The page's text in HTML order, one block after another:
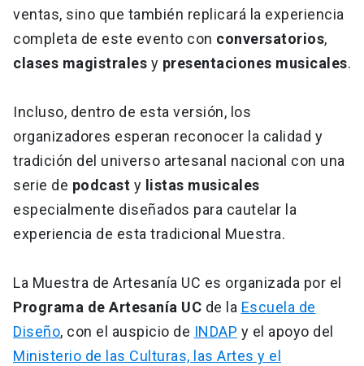
ventas, sino que también replicará la experiencia
completa de este evento con conversatorios,
clases magistrales y presentaciones musicales.
Incluso, dentro de esta versión, los
organizadores esperan reconocer la calidad y
tradición del universo artesanal nacional con una
serie de podcast y listas musicales
especialmente diseñados para cautelar la
experiencia de esta tradicional Muestra.
La Muestra de Artesanía UC es organizada por el
Programa de Artesanía UC de la Escuela de
Diseño, con el auspicio de INDAP y el apoyo del
Ministerio de las Culturas, las Artes y el